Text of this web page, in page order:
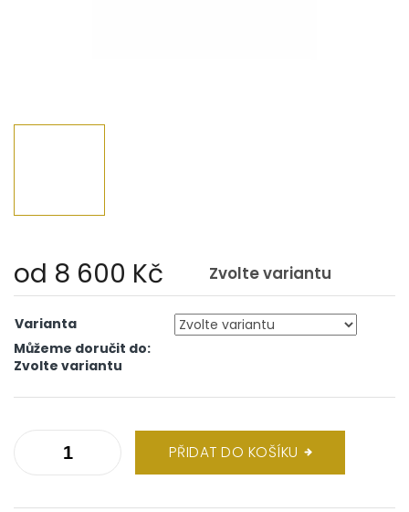
od 8 600 Kč Zvolte variantu
cena:
Varianta
Můžeme doručit do:
Zvolte variantu
PŘIDAT DO KOŠÍKU